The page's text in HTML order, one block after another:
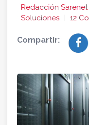
Redacción Sarenet
Soluciones
12
Compartir: